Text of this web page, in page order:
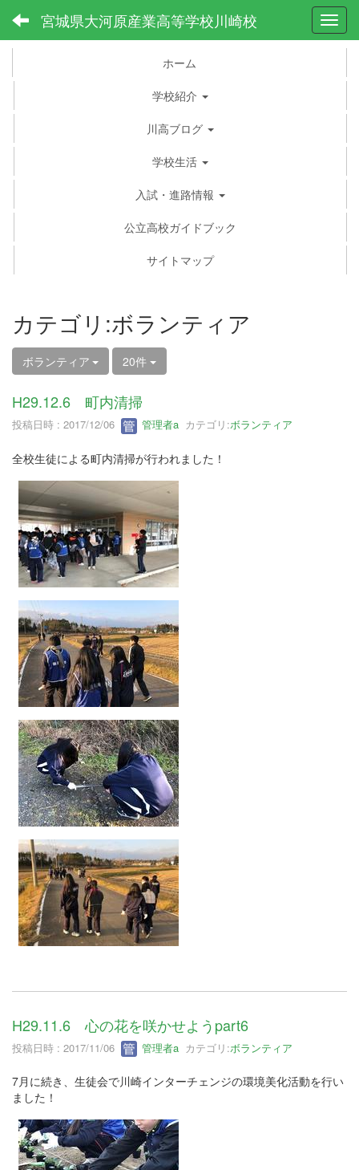
宮城県大河原産業高等学校川崎校
ホーム
学校紹介
川高ブログ
学校生活
入試・進路情報
公立高校ガイドブック
サイトマップ
カテゴリ:ボランティア
ボランティア 20件
H29.12.6 町内清掃
投稿日時 : 2017/12/06 管理者a カテゴリ:ボランティア
全校生徒による町内清掃が行われました！
H29.11.6 心の花を咲かせようpart6
投稿日時 : 2017/11/06 管理者a カテゴリ:ボランティア
7月に続き、生徒会で川崎インターチェンジの環境美化活動を行い
ました！